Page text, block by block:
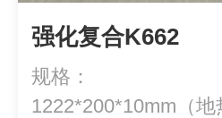
强化复合K662
规格：
1222*200*10mm（地